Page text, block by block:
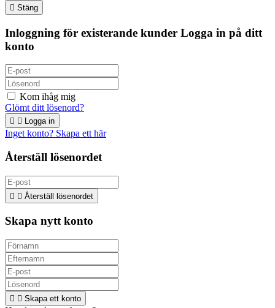
 Stäng
Inloggning för existerande kunder Logga in på ditt
konto
Kom ihåg mig
Glömt ditt lösenord?
  Logga in
Inget konto? Skapa ett här
Återställ lösenordet
  Återställ lösenordet
Skapa nytt konto
  Skapa ett konto